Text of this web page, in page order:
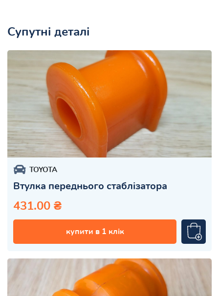
Супутні деталі
TOYOTA
Втулка переднього стаблізатора
431.00 ₴
купити в 1 клік